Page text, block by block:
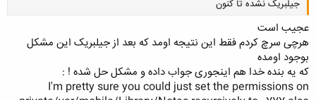
جیلبریک نشده تا کنون
کلیک کنید تا باز شود...
عجیب است
هرچی سرچ کردم فقط این نتیجه اومد که بعد از جیلبریک این مشکل
بوجود اومده
که یه بنده خدا هم اینجوری جواب داده و مشکل حل شده ! :
I'm pretty sure you could just set the permissions on